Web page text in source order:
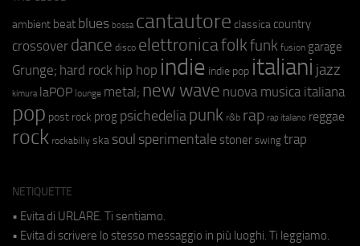
ambient beat blues bossa cantautore classica country
crossover dance disco elettronicafolkfunk fusion garage
Grunge; hard rock hip hop indie indie pop italiani jazz
kimura laPOP lounge metal; new wave nuova musica italiana
pop post rock prog psichedeliapunk r&b rap rap italiano reggae
rock rockabilly ska soul sperimentale stoner swing trap
NETIQUETTE
• Evita di URLARE. Ti sentiamo.
• Evita di scrivere lo stesso messaggio in più luoghi. Ti leggiamo.